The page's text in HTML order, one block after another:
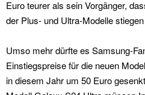
Euro teurer als sein Vorgänger,
der Plus- und Ultra-Modelle
Umso mehr dürfte es Samsung-
Einstiegspreise für die neuen
in diesem Jahr um 50 Euro